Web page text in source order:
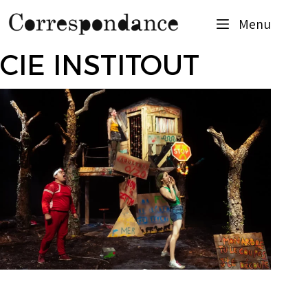
Menu
CIE INSTITOUT